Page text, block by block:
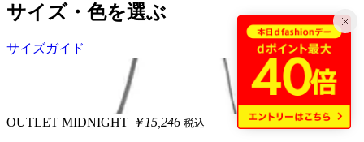
サイズ・色を選ぶ
サイズガイド
OUTLET MIDNIGHT ￥15,246 税込